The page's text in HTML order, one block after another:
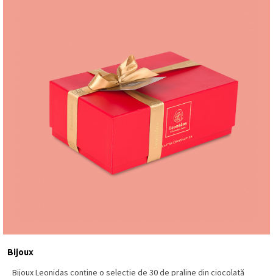
Bijoux
Bijoux Leonidas conține o selecție de 30 de praline din ciocolată